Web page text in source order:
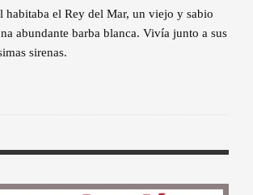
habitaba el Rey del Mar, un viejo y sabio
abundante barba blanca. Vivía junto a sus
sirenas.